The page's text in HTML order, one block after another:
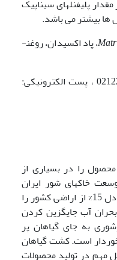
پلی­فنل­های سیناپیک
ها بیشتر می باشد.
، پاد اکسیدان، روغن­
* نویسنده مسئول، تلفن: 02122485314 ، پست الکترونیکی:
را در بسیاری از
خاک­­های شور ایران
حدود 24 میلیون هکتار است که معادل 15% از اراضی کشور را
آب جایگزین کردن
به جای گیاهان پر
است. کشت گیاهان
مهم در تولید محصولات